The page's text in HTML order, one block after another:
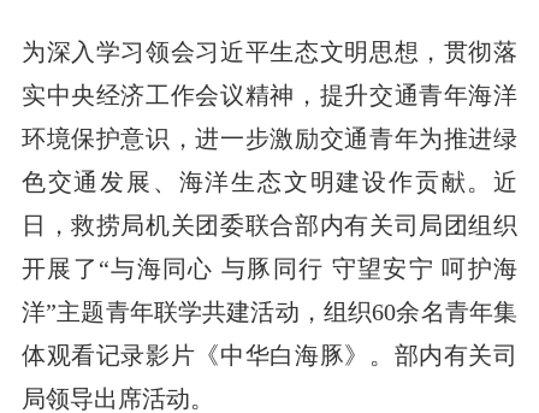
为深入学习领会习近平生态文明思想，贯彻落
实中央经济工作会议精神，提升交通青年海洋
环境保护意识，进一步激励交通青年为推进绿
色交通发展、海洋生态文明建设作贡献。近
日，救捞局机关团委联合部内有关司局团组织
开展了“与海同心 与豚同行 守望安宁 呵护海
洋”主题青年联学共建活动，组织60余名青年集
体观看记录影片《中华白海豚》。部内有关司
局领导出席活动。